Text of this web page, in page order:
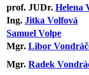
prof. JUDr. Helena
Ing. Jitka Volfová
Samuel Volpe
Mgr. Libor
Mgr. Radek